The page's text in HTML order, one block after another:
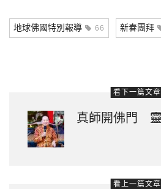
地球佛國特別報導 66 新春團拜
看下一篇文章
真師開佛門 靈
看上一篇文章